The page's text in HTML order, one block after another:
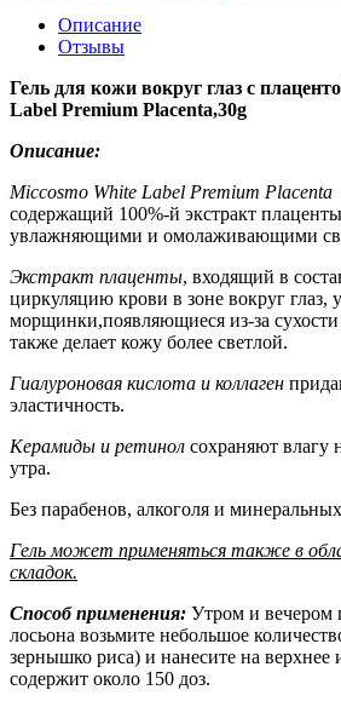
Описание
Отзывы
Гель для кожи вокруг глаз с
Label Premium Placenta,30g
Описание:
Miccosmo White Label Premium Placenta
содержащий 100%-й экстракт
увлажняющими и омолаживающими
Экстракт плаценты, входящий в
циркуляцию крови в зоне вокруг глаз,
морщинки,появляющиеся из-за сухости
также делает кожу более светлой.
Гиалуроновая кислота и коллаген
эластичность.
Керамиды и ретинол сохраняют влагу
утра.
Без парабенов, алкоголя и
Гель может применяться также в
складок.
Способ применения: Утром и вечером
лосьона возьмите небольшое
зернышко риса) и нанесите на верхнее
содержит около 150 доз.